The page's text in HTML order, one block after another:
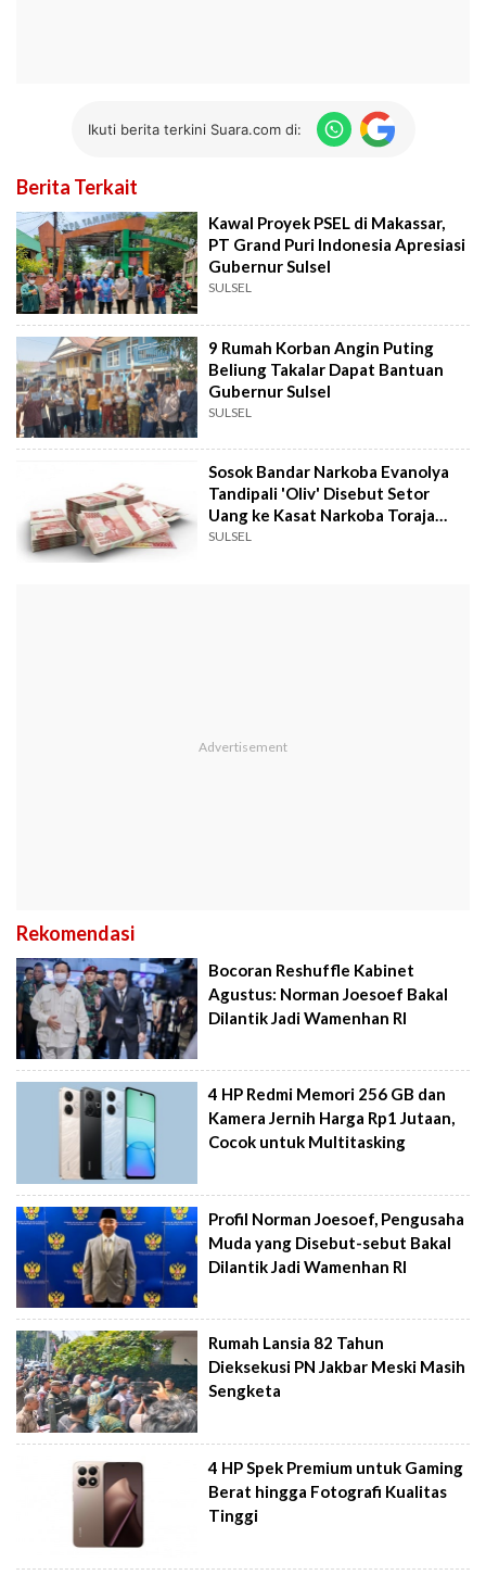
Ikuti berita terkini Suara.com di:
Berita Terkait
Kawal Proyek PSEL di Makassar,
PT Grand Puri Indonesia Apresiasi
Gubernur Sulsel
SULSEL
9 Rumah Korban Angin Puting
Beliung Takalar Dapat Bantuan
Gubernur Sulsel
SULSEL
Sosok Bandar Narkoba Evanolya
Tandipali 'Oliv' Disebut Setor
Uang ke Kasat Narkoba Toraja
Utara
SULSEL
Rekomendasi
Bocoran Reshuffle Kabinet
Agustus: Norman Joesoef Bakal
Dilantik Jadi Wamenhan RI
4 HP Redmi Memori 256 GB dan
Kamera Jernih Harga Rp1 Jutaan,
Cocok untuk Multitasking
Profil Norman Joesoef, Pengusaha
Muda yang Disebut-sebut Bakal
Dilantik Jadi Wamenhan RI
Rumah Lansia 82 Tahun
Dieksekusi PN Jakbar Meski Masih
Sengketa
4 HP Spek Premium untuk Gaming
Berat hingga Fotografi Kualitas
Tinggi